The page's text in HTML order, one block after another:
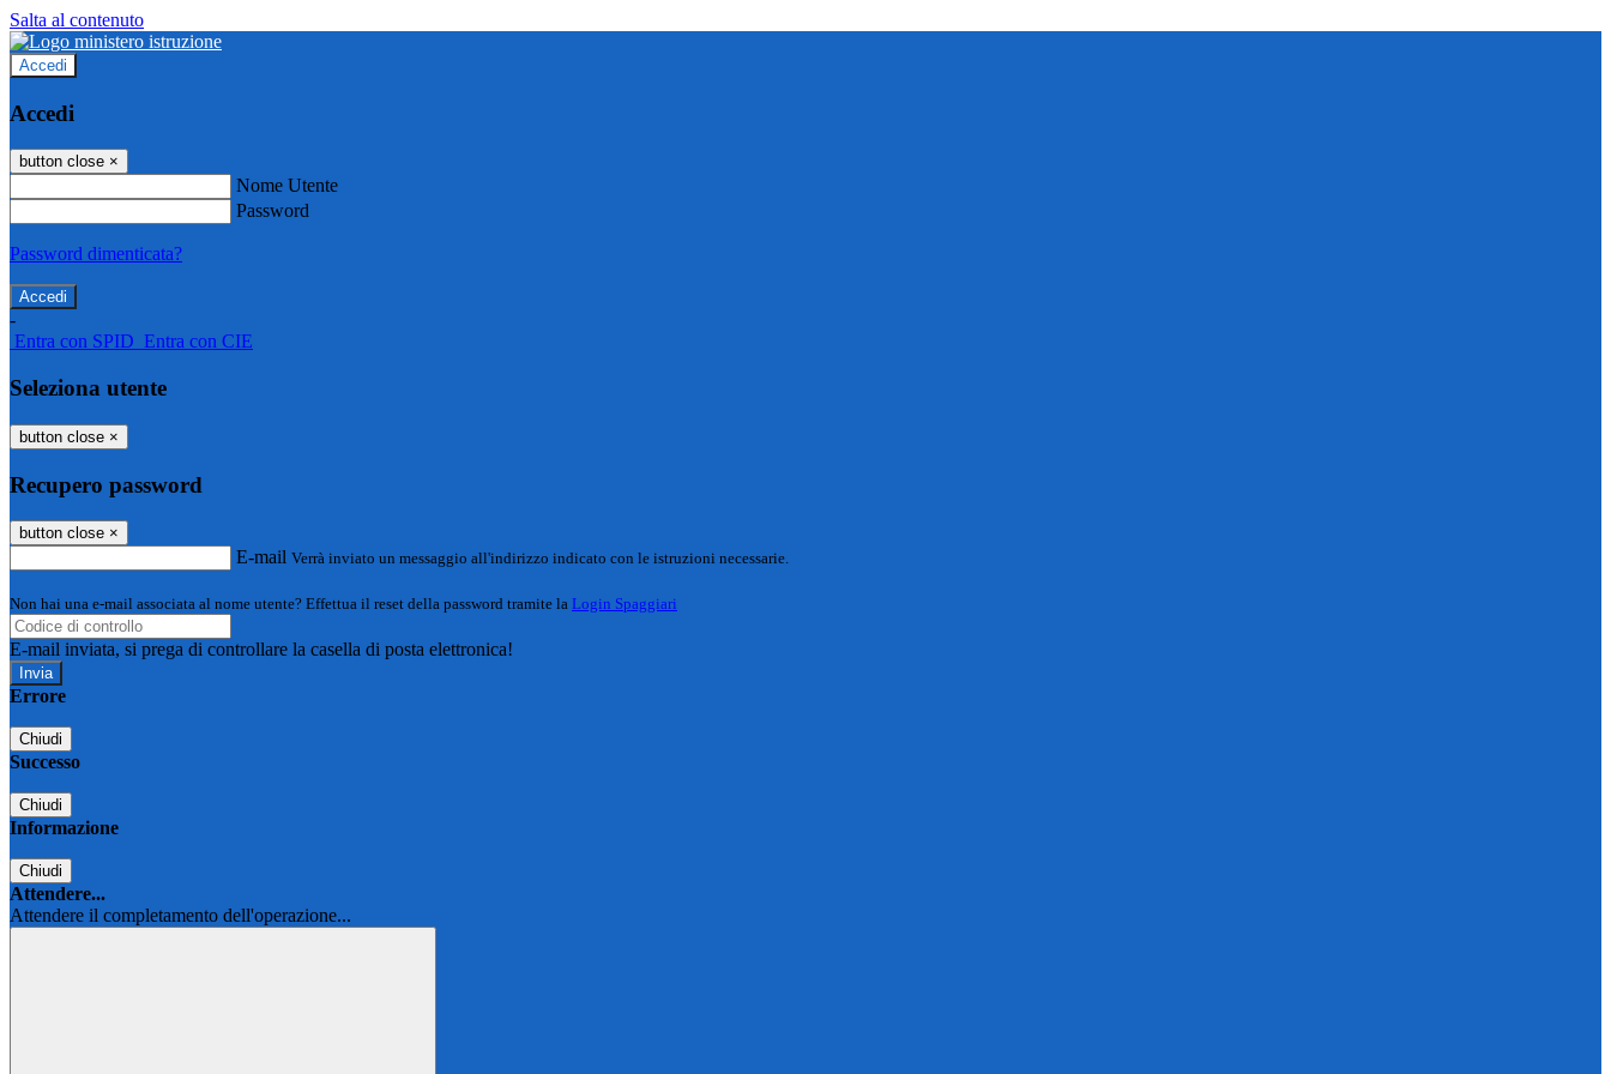
Salta al contenuto
Accedi
Accedi
button close ×
Nome Utente
Password
Password dimenticata?
-
Entra con SPID Entra con CIE
Seleziona utente
button close ×
Recupero password
button close ×
E-mail Verrà inviato un messaggio all'indirizzo indicato con le istruzioni necessarie.
Non hai una e-mail associata al nome utente? Effettua il reset della password tramite la Login Spaggiari
E-mail inviata, si prega di controllare la casella di posta elettronica!
Errore
Chiudi
Successo
Chiudi
Informazione
Chiudi
Attendere...
Attendere il completamento dell'operazione...